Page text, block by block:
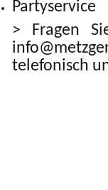
Partyservice
> Fragen
telefonisch